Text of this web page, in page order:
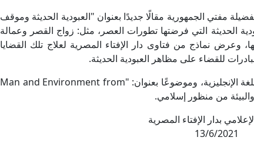
مفتي الجمهورية مقالًا جديدًا بعنوان "العبودية الحديثة وموقف
الحديثة التي فرضتها تطورات العصر، مثل: زواج القصر وعمالة
وعرض نماذج من فتاوى دار الإفتاء المصرية لعلاج تلك القضايا
للقضاء على مظاهر العبودية الحديثة.
كما يضم العدد جولة في أخبار العالم الإفتائي باللغة الإنجليزية، وموضوعًا بعنوان: "Man and Environment from
بدار الإفتاء المصرية
13/6/2021